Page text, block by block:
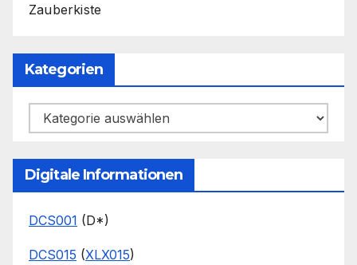
Zauberkiste
Kategorien
Kategorien
Digitale Informationen
DCS001 (D*)
DCS015 (XLX015)